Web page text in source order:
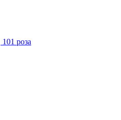
101 роза